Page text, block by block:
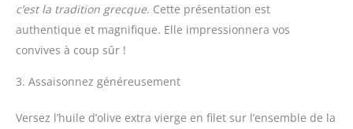
c’est la tradition grecque. Cette présentation est
authentique et magnifique. Elle impressionnera vos
convives à coup sûr !
3. Assaisonnez généreusement
Versez l’huile d’olive extra vierge en filet sur l’ensemble de la